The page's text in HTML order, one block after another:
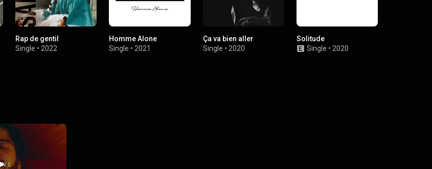
Rap de gentil
Single •2022
Homme Alone
Single •2021
Ça va bien aller
Single • 2020
Solitude
Single • 2020